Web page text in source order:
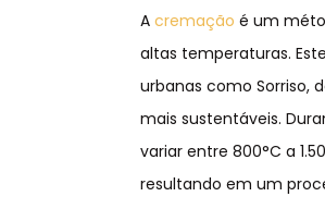
Acremação é um
altas temperaturas.
urbanas como Sorriso,
mais sustentáveis.
variar entre 800°C a
resultando em um